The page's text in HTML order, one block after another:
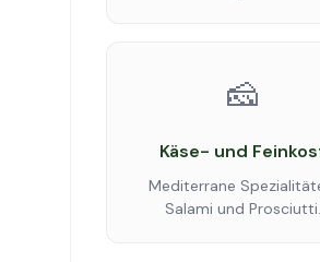
🧀
Käse- und
Mediterrane
Salami und Prosciutti.